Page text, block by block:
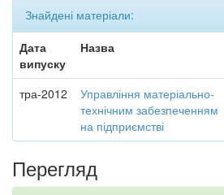
Знайдені матеріали:
Дата
випуску
Назва
тра-2012
Управління матеріально-
технічним забезпеченням
на підприємстві
Перегляд